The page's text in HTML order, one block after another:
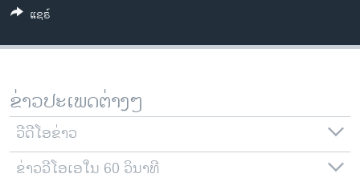
ທຸລະກິດ
ພາສາອັງກິດ
ສຽງ
ລາຍການກະຈາຍສຽງ
ລາຍງານ
ຕິດຕາມພວກເຮົາ ທີ່
ແຊຣ໌
ຂ່າວປະເພດຕ່າງໆ
ວີດີໂອຂ່າວ
ຂ່າວວີໂອເອໃນ 60 ວິນາທີ